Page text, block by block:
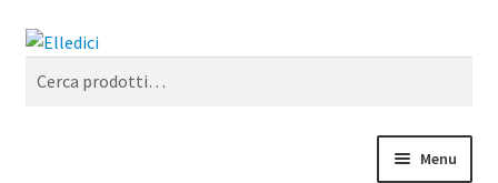
Vai
navigazione
Vai
contenuto
Cerca
Menu